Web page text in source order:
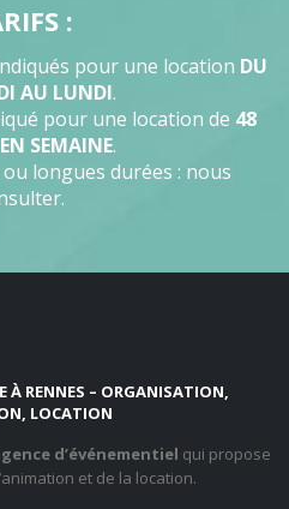
:
pour une location DU
AU LUNDI.
pour une location de 48
SEMAINE.
longues durées : nous
À RENNES – ORGANISATION,
LOCATION
d’événementiel qui propose
et de la location.